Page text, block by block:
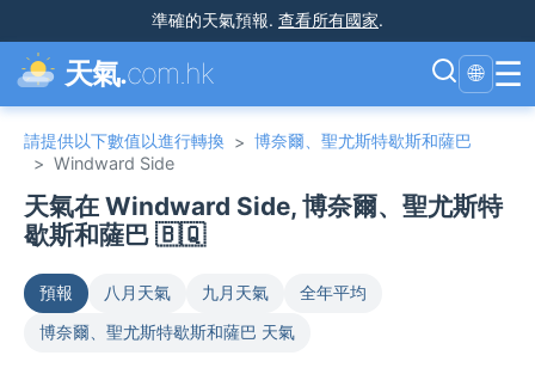
準確的天氣預報. 查看所有國家.
天氣.com.hk 🌐 ☰
請提供以下數值以進行轉換 > 博奈爾、聖尤斯特歇斯和薩巴
> Windward Side
天氣在 Windward Side, 博奈爾、聖尤斯特
歇斯和薩巴 🇧🇶
預報 八月天氣 九月天氣
全年平均
博奈爾、聖尤斯特歇斯和薩巴 天氣